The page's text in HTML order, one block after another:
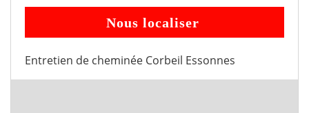
Nous localiser
Entretien de cheminée Corbeil Essonnes